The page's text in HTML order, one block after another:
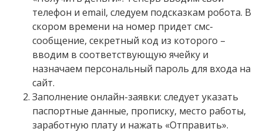
телефон и email, следуем подсказкам робота. В
скором времени на номер придет смс-
сообщение, секретный код из которого –
вводим в соответствующую ячейку и
назначаем персональный пароль для входа на
сайт.
Заполнение онлайн-заявки: следует указать
паспортные данные, прописку, место работы,
заработную плату и нажать «Отправить».